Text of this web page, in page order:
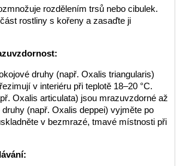
rozdělením trsů nebo cibulek.
rostliny s kořeny a zasaďte ji
druhy (např. Oxalis triangularis)
v interiéru při teplotě 18–20 °C.
Oxalis articulata) jsou mrazuvzdorné až
(např. Oxalis deppei) vyjměte po
v bezmrazé, tmavé místnosti při